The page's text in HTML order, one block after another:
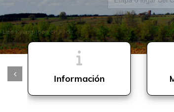
Lee Kyung-joonen Flickr
Información